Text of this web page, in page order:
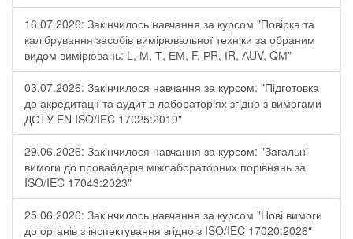
16.07.2026: Закінчилось навчання за курсом "Повірка та
калібрування засобів вимірювальної техніки за обраним
видом вимірювань: L, М, Т, ЕМ, F, РR, ІR, АUV, QМ"
03.07.2026: Закінчилося навчання за курсом: "Підготовка
до акредитації та аудит в лабораторіях згідно з вимогами
ДСТУ EN ISO/IEC 17025:2019"
29.06.2026: Закінчилося навчання за курсом: "Загальні
вимоги до провайдерів міжлабораторних порівнянь за
ISO/IEC 17043:2023"
25.06.2026: Закінчилось навчання за курсом "Нові вимоги
до органів з інспектування згідно з ISO/IEC 17020:2026"